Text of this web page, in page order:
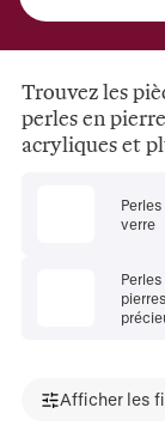
Trouvez les
perles en
acryliques et
verre
pierres
Afficher les